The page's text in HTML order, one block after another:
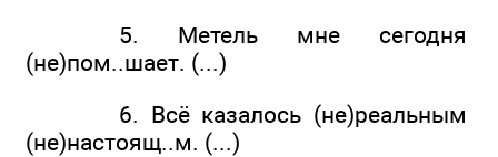
5. Метель мне сегодня
(не)пом..шает. (...)
6. Всё казалось (не)реальным
(не)настоящ..м. (...)